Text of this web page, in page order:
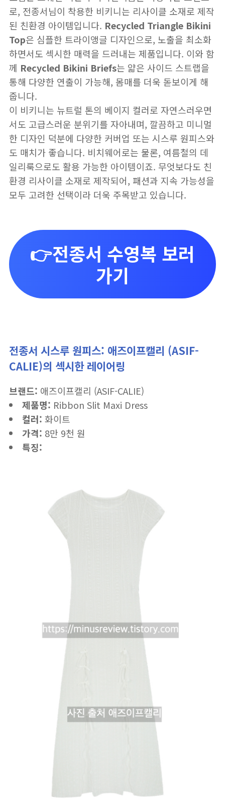
로, 전종서님이 착용한 비키니는 리사이클 소재로 제작
된 친환경 아이템입니다. Recycled Triangle Bikini
Top은 심플한 트라이앵글 디자인으로, 노출을 최소화
하면서도 섹시한 매력을 드러내는 제품입니다. 이와 함
께 Recycled Bikini Briefs는 얇은 사이드 스트랩을
통해 다양한 연출이 가능해, 몸매를 더욱 돋보이게 해
줍니다.
이 비키니는 뉴트럴 톤의 베이지 컬러로 자연스러우면
서도 고급스러운 분위기를 자아내며, 깔끔하고 미니멀
한 디자인 덕분에 다양한 커버업 또는 시스루 원피스와
도 매치가 좋습니다. 비치웨어로는 물론, 여름철의 데
일리룩으로도 활용 가능한 아이템이죠. 무엇보다도 친
환경 리사이클 소재로 제작되어, 패션과 지속 가능성을
모두 고려한 선택이라 더욱 주목받고 있습니다.
👉전종서 수영복 보러
가기
전종서 시스루 원피스: 애즈이프캘리 (ASIF-
CALIE)의 섹시한 레이어링
브랜드: 애즈이프캘리 (ASIF-CALIE)
제품명: Ribbon Slit Maxi Dress
컬러: 화이트
가격: 8만 9천 원
특징: